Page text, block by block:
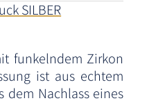
SILBER
funkelndem Zirkon
ist aus echtem
dem Nachlass eines